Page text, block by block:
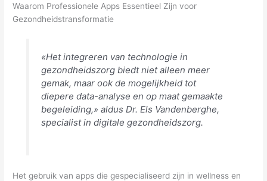
Waarom Professionele Apps Essentieel Zijn voor
Gezondheidstransformatie
«Het integreren van technologie in
gezondheidszorg biedt niet alleen meer
gemak, maar ook de mogelijkheid tot
diepere data-analyse en op maat gemaakte
begeleiding,» aldus Dr. Els Vandenberghe,
specialist in digitale gezondheidszorg.
Het gebruik van apps die gespecialiseerd zijn in wellness en